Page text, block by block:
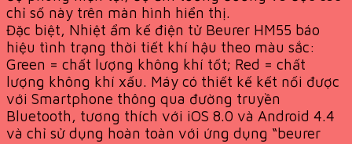
chỉ số này trên màn hình hiển thị.
Đặc biệt, Nhiệt ẩm kế điện tử Beurer HM55 báo
hiệu tình trạng thời tiết khí hậu theo màu sắc:
Green = chất lượng không khí tốt; Red = chất
lượng không khí xấu. Máy có thiết kế kết nối được
với Smartphone thông qua đường truyền
Bluetooth, tương thích với iOS 8.0 và Android 4.4
và chỉ sử dụng hoàn toàn với ứng dụng “beurer